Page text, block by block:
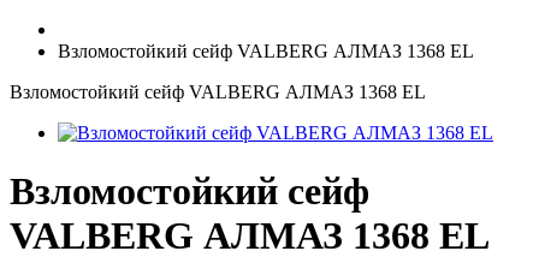
Взломостойкий сейф VALBERG АЛМАЗ 1368 EL
Взломостойкий сейф VALBERG АЛМАЗ 1368 EL
Взломостойкий сейф
VALBERG АЛМАЗ 1368 EL